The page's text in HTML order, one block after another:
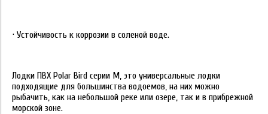
· Устойчивость к коррозии в соленой воде.
Лодки ПВХ Polar Bird серии М, это универсальные лодки
подходящие для большинства водоемов, на них можно
рыбачить, как на небольшой реке или озере, так и в прибрежной
морской зоне.